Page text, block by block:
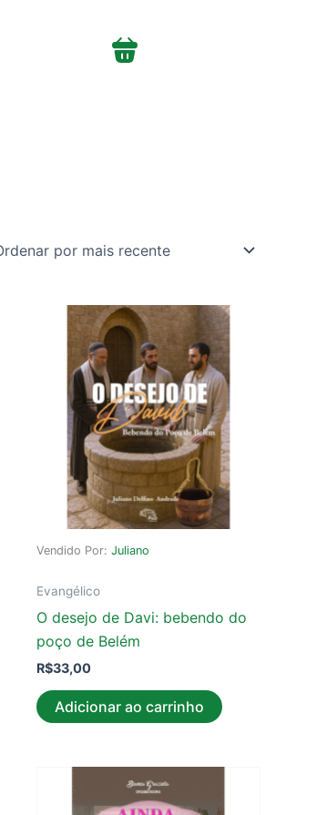
Vendido Por: Juliano
Evangélico
O desejo de Davi: bebendo do
poço de Belém
R$33,00
Adicionar ao carrinho